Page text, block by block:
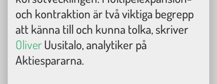
och kontraktion är två viktiga begrepp
att känna till och kunna tolka, skriver
OliverUusitalo, analytiker på
Aktiespararna.